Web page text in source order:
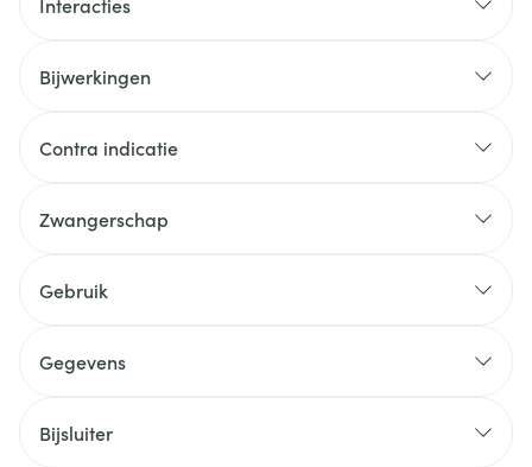
Bijwerkingen
Contra indicatie
Zwangerschap
Gebruik
Gegevens
Bijsluiter